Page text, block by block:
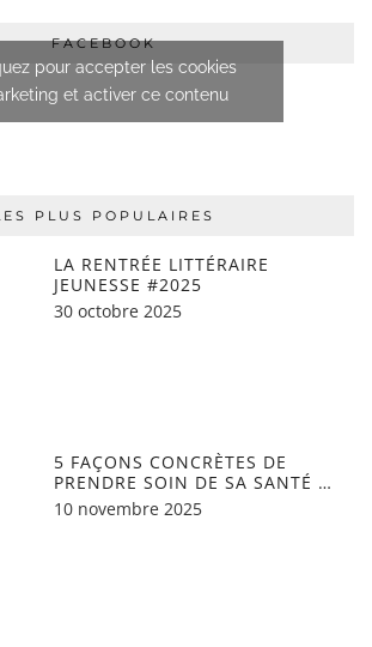
FACEBOOK
pour accepter les cookies
et activer ce contenu
PLUS POPULAIRES
LA RENTRÉE LITTÉRAIRE
JEUNESSE #2025
30 octobre 2025
5 FAÇONS CONCRÈTES DE
PRENDRE SOIN DE SA SANTÉ …
10 novembre 2025